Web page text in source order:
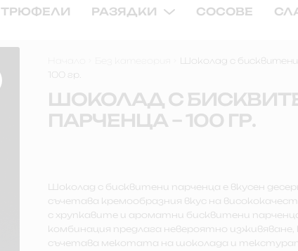
ТРЮФЕЛИ РАЗЯДКИ СОСОВЕ
Шоколад с бисквитени
100 гр.
ШОКОЛАД С
ПАРЧЕНЦА – 100 ГР.
Шоколад с бисквитени парченца е вкусен
съчетава кремообразния вкус на
с хрупкавите и ароматни бисквитени
комбинация предлага невероятно
съчетава мекотата на шоколада и